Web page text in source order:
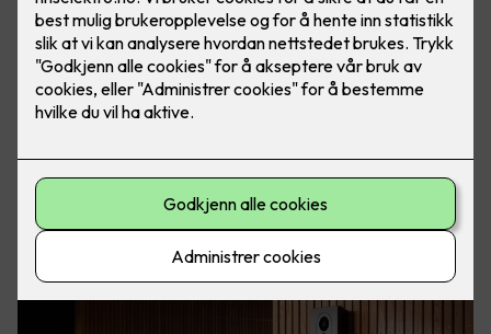
Elbil er kommet for å bli. Med elbillader hjemme har du